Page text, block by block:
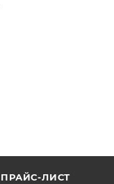
ПРАЙС-ЛИСТ